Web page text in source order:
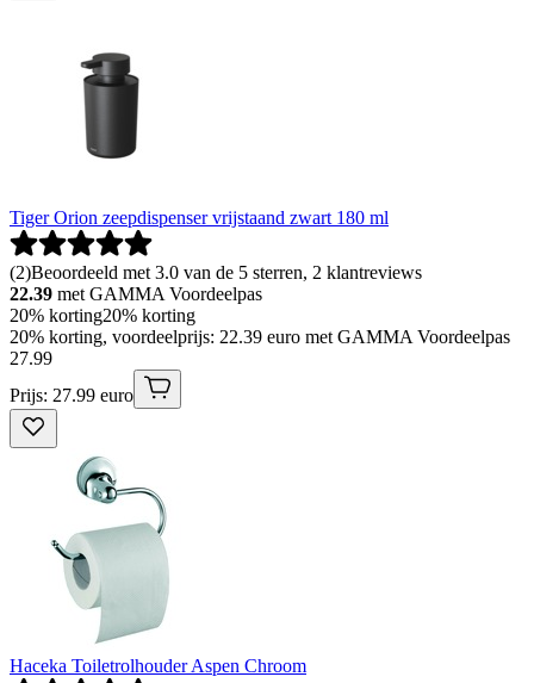
Tiger Orion zeepdispenser vrijstaand zwart 180 ml
(2)Beoordeeld met 3.0 van de 5 sterren, 2 klantreviews
22.39 met GAMMA Voordeelpas
20% korting20% korting
20% korting, voordeelprijs: 22.39 euro met GAMMA Voordeelpas
27.99
Prijs: 27.99 euro
Haceka Toiletrolhouder Aspen Chroom